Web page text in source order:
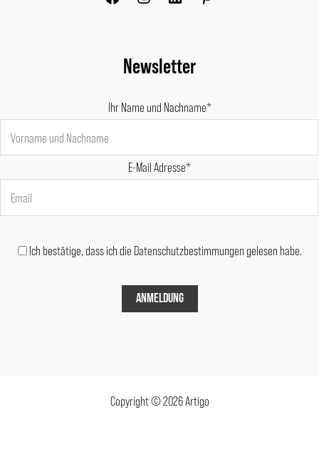
Newsletter
Ihr Name und Nachname*
E-Mail Adresse*
Ich bestätige, dass ich die Datenschutzbestimmungen gelesen habe.
Copyright © 2026 Artigo